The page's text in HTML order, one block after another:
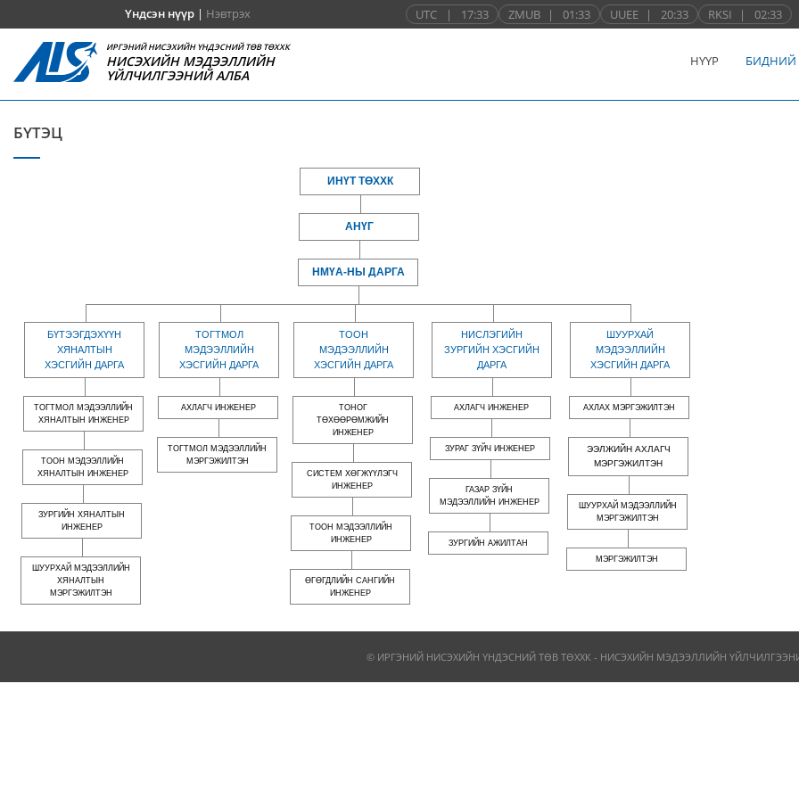
Үндсэн нүүр| Нэвтрэх UTC | 17:33 ZMUB | 01:33 UUEE | 20:33 RKSI | 02:33
ИРГЭНИЙ НИСЭХИЙН ҮНДЭСНИЙ ТӨВ ТӨХХК
НИСЭХИЙН МЭДЭЭЛЛИЙН
ҮЙЛЧИЛГЭЭНИЙ АЛБА
НҮҮР БИДНИЙ
БҮТЭЦ
ИНҮТ ТӨХХК
АНҮГ
НМҮА-НЫ ДАРГА
БҮТЭЭГДЭХҮҮН
ХЯНАЛТЫН
ХЭСГИЙН ДАРГА
ТОГТМОЛ МЭДЭЭЛЛИЙН
ХЯНАЛТЫН ИНЖЕНЕР
ТООН МЭДЭЭЛЛИЙН
ХЯНАЛТЫН ИНЖЕНЕР
ЗУРГИЙН ХЯНАЛТЫН
ИНЖЕНЕР
ШУУРХАЙ МЭДЭЭЛЛИЙН
ХЯНАЛТЫН
МЭРГЭЖИЛТЭН
ТОГТМОЛ
МЭДЭЭЛЛИЙН
ХЭСГИЙН ДАРГА
АХЛАГЧ ИНЖЕНЕР
ТОГТМОЛ МЭДЭЭЛЛИЙН
МЭРГЭЖИЛТЭН
ТООН
МЭДЭЭЛЛИЙН
ХЭСГИЙН ДАРГА
ТОНОГ
ТӨХӨӨРӨМЖИЙН
ИНЖЕНЕР
СИСТЕМ ХӨГЖҮҮЛЭГЧ
ИНЖЕНЕР
ТООН МЭДЭЭЛЛИЙН
ИНЖЕНЕР
ӨГӨГДЛИЙН САНГИЙН
ИНЖЕНЕР
НИСЛЭГИЙН
ЗУРГИЙН ХЭСГИЙН
ДАРГА
АХЛАГЧ ИНЖЕНЕР
ЗУРАГ ЗҮЙЧ ИНЖЕНЕР
ГАЗАР ЗҮЙН
МЭДЭЭЛЛИЙН ИНЖЕНЕР
ЗУРГИЙН АЖИЛТАН
ШУУРХАЙ
МЭДЭЭЛЛИЙН
ХЭСГИЙН ДАРГА
АХЛАХ МЭРГЭЖИЛТЭН
ЭЭЛЖИЙН АХЛАГЧ
МЭРГЭЖИЛТЭН
ШУУРХАЙ МЭДЭЭЛЛИЙН
МЭРГЭЖИЛТЭН
МЭРГЭЖИЛТЭН
© ИРГЭНИЙ НИСЭХИЙН ҮНДЭСНИЙ ТӨВ ТӨХХК - НИСЭХИЙН МЭДЭЭЛЛИЙН